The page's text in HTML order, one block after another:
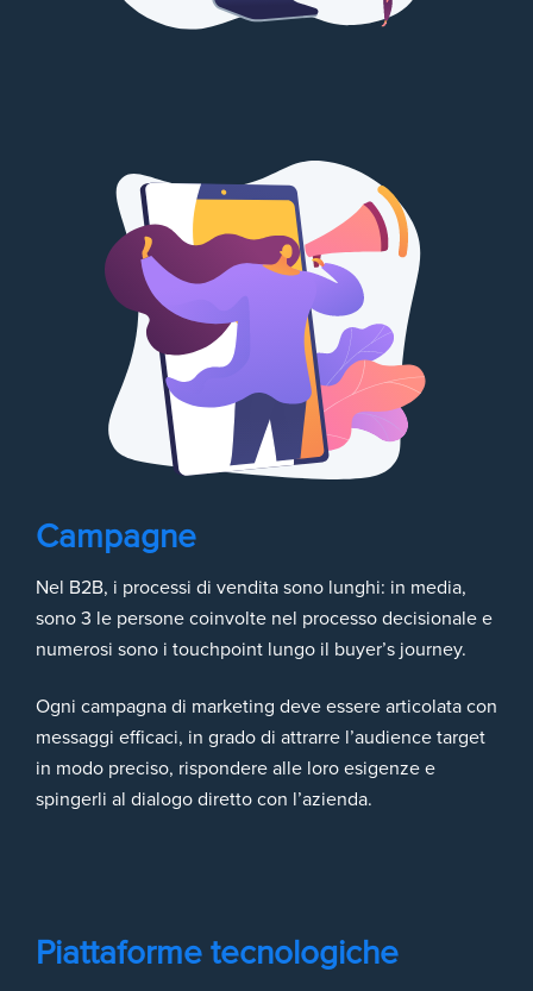
Campagne
Nel B2B, i processi di vendita sono lunghi: in media,
sono 3 le persone coinvolte nel processo decisionale e
numerosi sono i touchpoint lungo il buyer’s journey.
Ogni campagna di marketing deve essere articolata con
messaggi efficaci, in grado di attrarre l’audience target
in modo preciso, rispondere alle loro esigenze e
spingerli al dialogo diretto con l’azienda.
Piattaforme tecnologiche